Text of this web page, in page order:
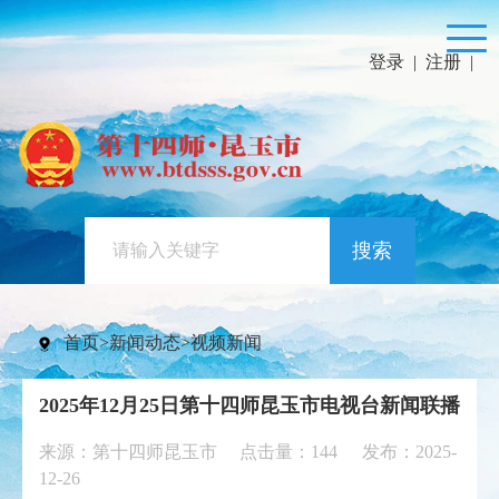
登录 | 注册 |
搜索
首页>新闻动态>视频新闻
2025年12月25日第十四师昆玉市电视台新闻联播
来源：第十四师昆玉市 点击量： 144
发布：2025-
12-26